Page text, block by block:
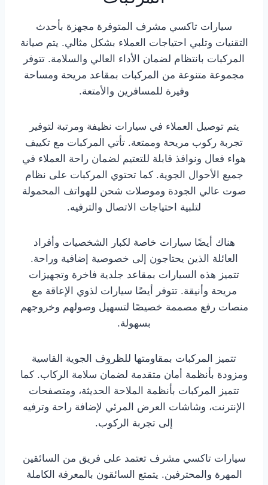
سيارات تاكسي مشرف المتوفرة مجهزة بأحدث
التقنيات وتلبي احتياجات العملاء بشكل مثالي. يتم صيانة
المركبات بانتظام لضمان الأداء العالي والسلامة. تتوفر
مجموعة متنوعة من المركبات بمقاعد مريحة ومساحة
وفيرة للمسافرين والأمتعة.
يتم توصيل العملاء في سيارات نظيفة ومرتبة لتوفير
تجربة ركوب مريحة وممتعة. تأتي المركبات مع تكييف
هواء فعال ونوافذ قابلة للتعتيم لضمان راحة العملاء في
جميع الأحوال الجوية. كما تحتوي المركبات على نظام
صوت عالي الجودة وموصلات شحن للهواتف المحمولة
لتلبية احتياجات الاتصال والترفيه.
هناك أيضًا سيارات خاصة لكبار الشخصيات وأفراد
العائلة الذين يحتاجون إلى خصوصية إضافية وراحة.
تتميز هذه السيارات بمقاعد جلدية فاخرة وتجهيزات
مريحة وأنيقة. تتوفر أيضًا سيارات لذوي الإعاقة مع
منصات رفع مصممة خصيصًا لتسهيل وصولهم وخروجهم
بسهولة.
تتميز المركبات بمقاومتها للظروف الجوية القاسية
ومزودة بأنظمة أمان متقدمة لضمان سلامة الركاب. كما
تتميز المركبات بأنظمة الملاحة الحديثة، ومتصفحات
الإنترنت، وشاشات العرض المرئي لإضافة راحة وترفيه
إلى تجربة الركوب.
سيارات تاكسي مشرف تعتمد على فريق من السائقين
المهرة والمحترفين. يتمتع السائقون بالمعرفة الكاملة